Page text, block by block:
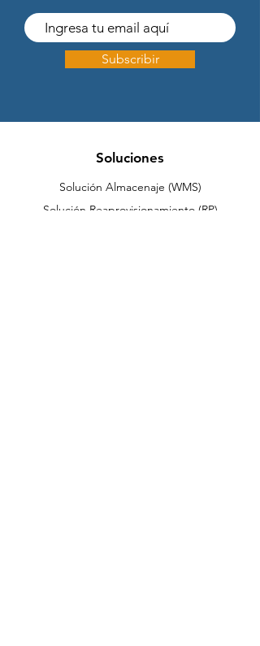
Subscribir
Soluciones
Solución Almacenaje (WMS)
Solución Reaprovisionamiento (RP)